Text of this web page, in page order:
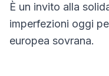
È un invito alla
imperfezioni oggi
europea sovrana.